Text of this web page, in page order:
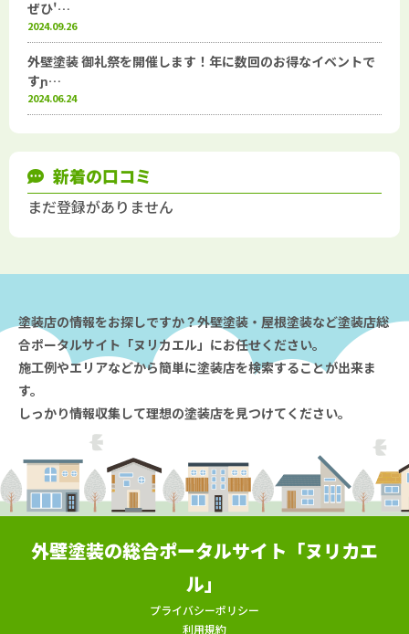
ぜひ'…
2024.09.26
外壁塗装 御礼祭を開催します！年に数回のお得なイベントで
すɲ…
2024.06.24
新着の口コミ
まだ登録がありません
塗装店の情報をお探しですか？外壁塗装・屋根塗装など塗装店総
合ポータルサイト「ヌリカエル」にお任せください。
施工例やエリアなどから簡単に塗装店を検索することが出来ま
す。
しっかり情報収集して理想の塗装店を見つけてください。
外壁塗装の総合ポータルサイト「ヌリカエ
ル」
プライバシーポリシー
利用規約